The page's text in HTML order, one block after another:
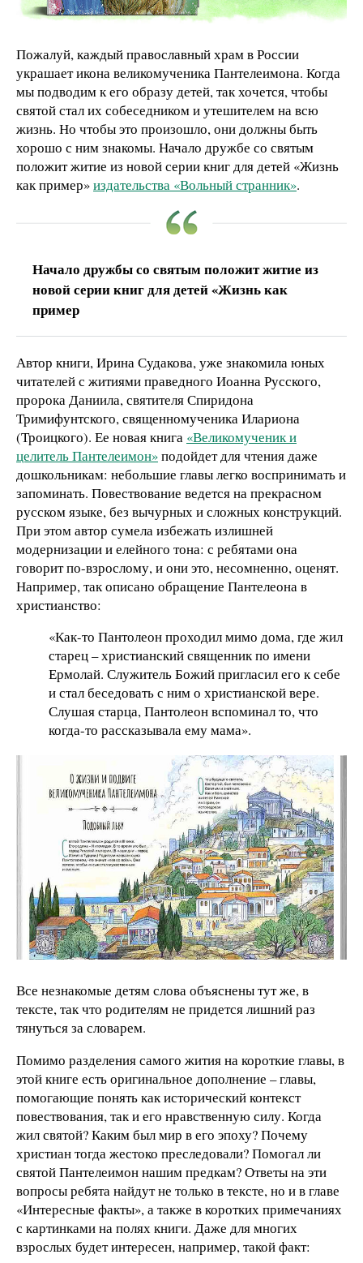
Пожалуй, каждый православный храм в России
украшает икона великомученика Пантелеимона. Когда
мы подводим к его образу детей, так хочется, чтобы
святой стал их собеседником и утешителем на всю
жизнь. Но чтобы это произошло, они должны быть
хорошо с ним знакомы. Начало дружбе со святым
положит житие из новой серии книг для детей «Жизнь
как пример»издательства «Вольный странник».
Начало дружбы со святым положит житие из
новой серии книг для детей «Жизнь как
пример
Автор книги, Ирина Судакова, уже знакомила юных
читателей с житиями праведного Иоанна Русского,
пророка Даниила, святителя Спиридона
Тримифунтского, священномученика Илариона
(Троицкого). Ее новая книга «Великомученик и
целитель Пантелеимон»подойдет для чтения даже
дошкольникам: небольшие главы легко воспринимать и
запоминать. Повествование ведется на прекрасном
русском языке, без вычурных и сложных конструкций.
При этом автор сумела избежать излишней
модернизации и елейного тона: с ребятами она
говорит по-взрослому, и они это, несомненно, оценят.
Например, так описано обращение Пантелеона в
христианство:
«Как-то Пантолеон проходил мимо дома, где жил
старец – христианский священник по имени
Ермолай. Служитель Божий пригласил его к себе
и стал беседовать с ним о христианской вере.
Слушая старца, Пантолеон вспоминал то, что
когда-то рассказывала ему мама».
Все незнакомые детям слова объяснены тут же, в
тексте, так что родителям не придется лишний раз
тянуться за словарем.
Помимо разделения самого жития на короткие главы, в
этой книге есть оригинальное дополнение – главы,
помогающие понять как исторический контекст
повествования, так и его нравственную силу. Когда
жил святой? Каким был мир в его эпоху? Почему
христиан тогда жестоко преследовали? Помогал ли
святой Пантелеимон нашим предкам? Ответы на эти
вопросы ребята найдут не только в тексте, но и в главе
«Интересные факты», а также в коротких примечаниях
с картинками на полях книги. Даже для многих
взрослых будет интересен, например, такой факт: